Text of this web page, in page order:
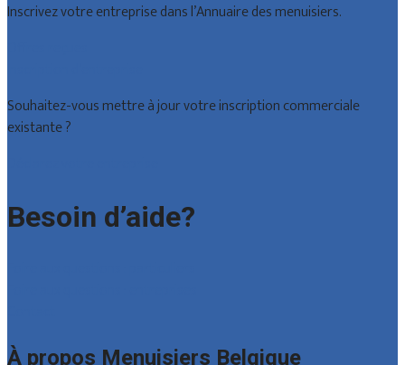
Inscrivez votre entreprise dans l’Annuaire des menuisiers.
Souhaitez-vous mettre à jour votre inscription commerciale
existante ?
Besoin d’aide?
À propos Menuisiers Belgique